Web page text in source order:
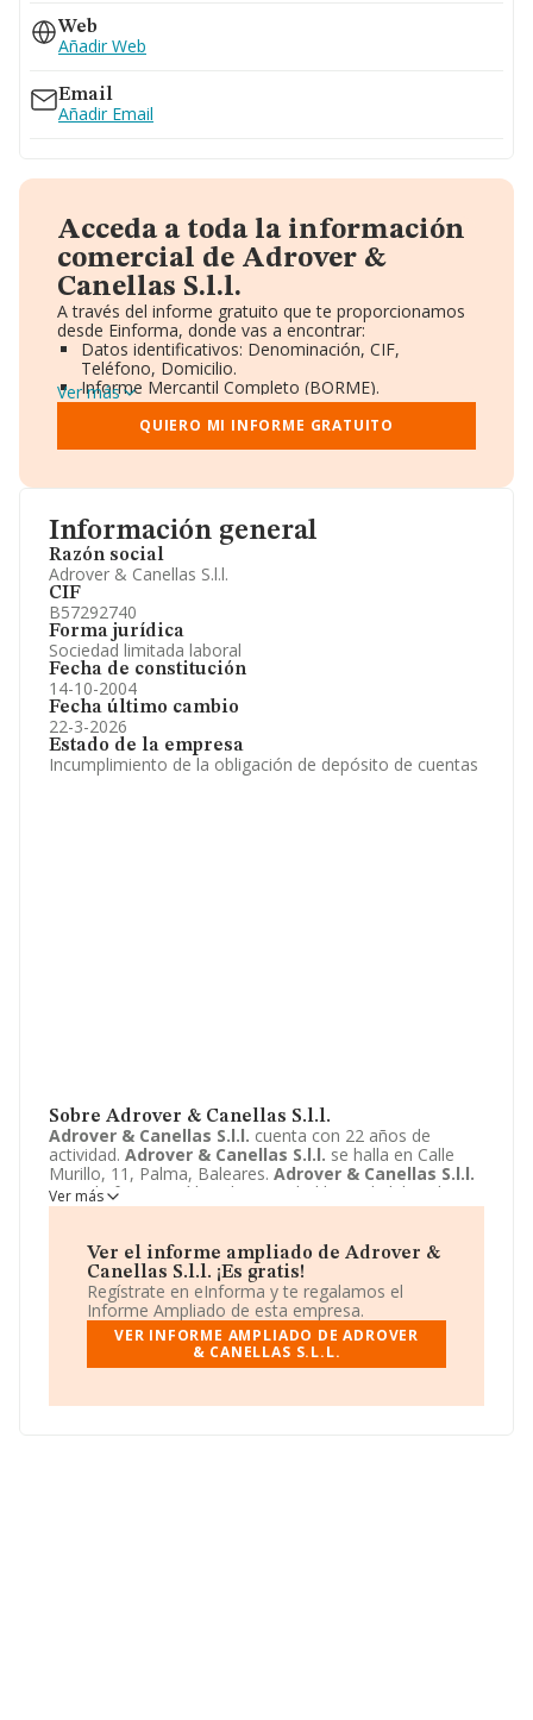
Información general
Razón social
Adrover & Canellas S.l.l.
CIF
B57292740
Forma jurídica
Sociedad limitada laboral
Fecha de constitución
14-10-2004
Fecha último cambio
22-3-2026
Estado de la empresa
Incumplimiento de la obligación de depósito de cuentas
Sobre Adrover & Canellas S.l.l.
Adrover & Canellas S.l.l. cuenta con 22 años de
actividad. Adrover & Canellas S.l.l. se halla en Calle
Murillo, 11, Palma, Baleares. Adrover & Canellas S.l.l.
toma la forma jurídica de Sociedad limitada laboral.
Ver más
Ver el informe ampliado de Adrover &
Canellas S.l.l. ¡Es gratis!
Regístrate en eInforma y te regalamos el
Informe Ampliado de esta empresa.
VER INFORME AMPLIADO DE ADROVER
& CANELLAS S.L.L.
971452723
971716319
Web
Añadir Web
Email
Añadir Email
Acceda a toda la información
comercial de Adrover &
Canellas S.l.l.
A través del informe gratuito que te proporcionamos
desde Einforma, donde vas a encontrar:
Datos identificativos: Denominación, CIF,
Teléfono, Domicilio.
Informe Mercantil Completo (BORME).
Gráficos de Evolución Ventas y Empleados.
Consejo de Administración y Administradores.
Directivos y Ejecutivos.
Información oficial y registral complementaria.
Ver más
QUIERO MI INFORME GRATUITO